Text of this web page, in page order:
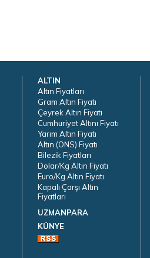
ALTIN
Altın Fiyatları
Gram Altın Fiyatı
Çeyrek Altın Fiyatı
Cumhuriyet Altını Fiyatı
Yarım Altın Fiyatı
Altın (ONS) Fiyatı
Bilezik Fiyatları
Dolar/Kg Altın Fiyatı
Euro/Kg Altın Fiyatı
Kapalı Çarşı Altın
Fiyatları
UZMANPARA
KÜNYE